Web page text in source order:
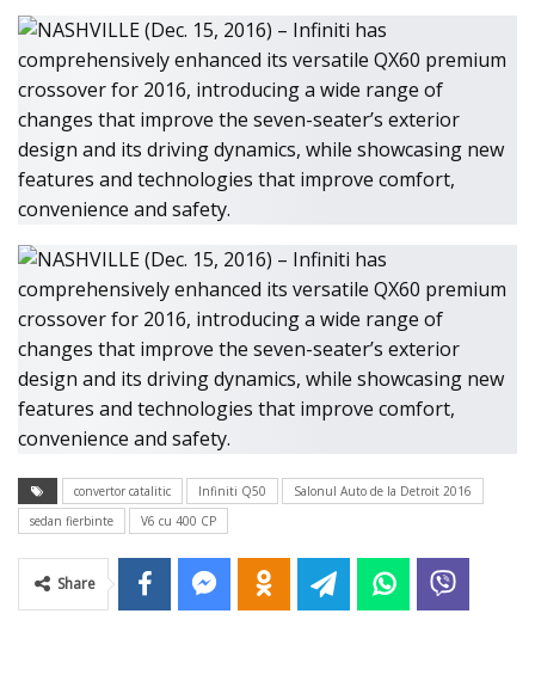
convertor catalitic Infiniti Q50
Salonul Auto de la Detroit 2016
sedan fierbinte
V6 cu 400 CP
Share